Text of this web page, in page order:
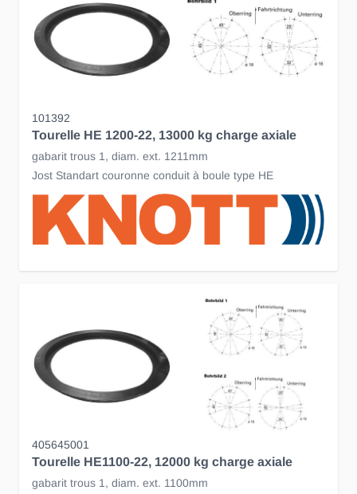
101392
Tourelle HE 1200-22, 13000 kg charge axiale
gabarit trous 1, diam. ext. 1211mm
Jost Standart couronne conduit à boule type HE
405645001
Tourelle HE1100-22, 12000 kg charge axiale
gabarit trous 1, diam. ext. 1100mm